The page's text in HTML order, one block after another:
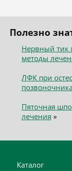
Полезно
Нервный тик
методы
ЛФК при
Пяточная
лечения »
Каталог